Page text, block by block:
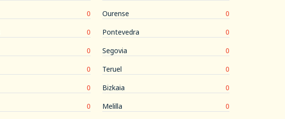
0 Ourense
0
0 Pontevedra
0
0 Segovia
0
0 Teruel
0
0 Bizkaia
0
0 Melilla 0